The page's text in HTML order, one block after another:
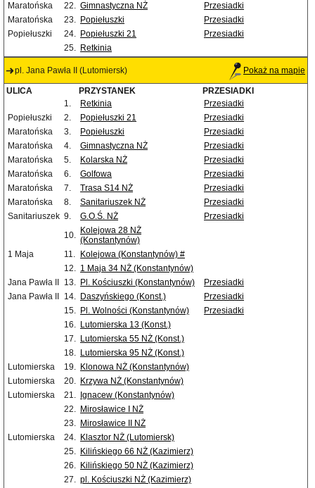
Maratońska
22. Gimnastyczna NŻ
Przesiadki
Maratońska
23. Popiełuszki
Przesiadki
Popiełuszki
24. Popiełuszki 21
Przesiadki
25. Retkinia
pl. Jana Pawła II (Lutomiersk) Pokaż na mapie
ULICA PRZYSTANEK
PRZESIADKI
1.
Retkinia
Przesiadki
Popiełuszki
2. Popiełuszki 21
Przesiadki
Maratońska
3. Popiełuszki
Przesiadki
Maratońska
4. Gimnastyczna NŻ
Przesiadki
Maratońska
5. Kolarska NŻ
Przesiadki
Maratońska
6. Golfowa
Przesiadki
Maratońska
7. Trasa S14 NŻ
Przesiadki
Maratońska
8. Sanitariuszek NŻ
Przesiadki
Sanitariuszek 9. G.O.Ś. NŻ
Przesiadki
10. Kolejowa 28 NŻ
(Konstantynów)
1 Maja
11.
Kolejowa (Konstantynów) #
12. 1 Maja 34 NŻ (Konstantynów)
Jana Pawła II
13. Pl. Kościuszki (Konstantynów)
Przesiadki
Jana Pawła II
14. Daszyńskiego (Konst.)
Przesiadki
15. Pl. Wolności (Konstantynów)
Przesiadki
16. Lutomierska 13 (Konst.)
17. Lutomierska 55 NŻ (Konst.)
18. Lutomierska 95 NŻ (Konst.)
Lutomierska
19. Klonowa NŻ (Konstantynów)
Lutomierska
20. Krzywa NŻ (Konstantynów)
Lutomierska
21.
Ignacew (Konstantynów)
22. Mirosławice I NŻ
23. Mirosławice II NŻ
Lutomierska
24. Klasztor NŻ (Lutomiersk)
25. Kilińskiego 66 NŻ (Kazimierz)
26. Kilińskiego 50 NŻ (Kazimierz)
27. pl. Kościuszki NŻ (Kazimierz)